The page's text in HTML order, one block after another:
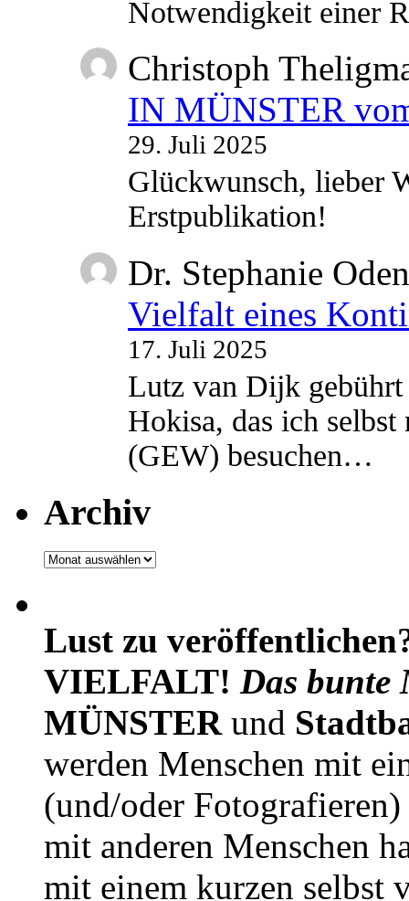
Notwendigkeit einer
Christoph
IN MÜNSTER
29. Juli 2025
Glückwunsch, lieber
Erstpublikation!
Dr. Stephanie
Vielfalt eines
17. Juli 2025
Lutz van Dijk
Hokisa, das ich
(GEW) besuchen…
Archiv
Archiv
Lust zu
VIELFALT! Das bunte
MÜNSTERund
werden Menschen mit
(und/oder
mit anderen Menschen
mit einem kurzen selbst